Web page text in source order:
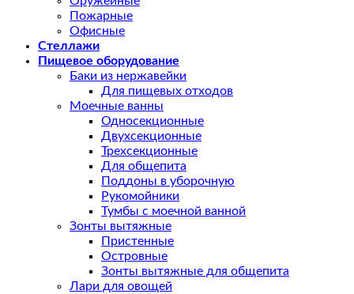
Пожарные
Офисные
Стеллажи
Пищевое оборудование
Баки из нержавейки
Для пищевых отходов
Моечные ванны
Односекционные
Двухсекционные
Трехсекционные
Для общепита
Поддоны в уборочную
Рукомойники
Тумбы с моечной ванной
Зонты вытяжные
Пристенные
Островные
Зонты вытяжные для общепита
Лари для овощей